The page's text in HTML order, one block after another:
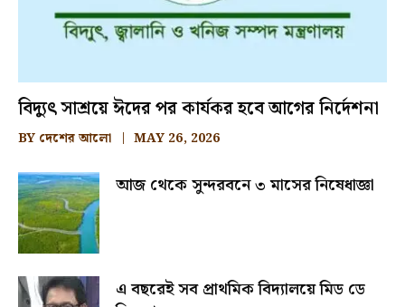
বিদ্যুৎ সাশ্রয়ে ঈদের পর কার্যকর হবে আগের নির্দেশনা
BY দেশের আলো MAY 26, 2026
আজ থেকে সুন্দরবনে ৩ মাসের নিষেধাজ্ঞা
এ বছরেই সব প্রাথমিক বিদ্যালয়ে মিড ডে